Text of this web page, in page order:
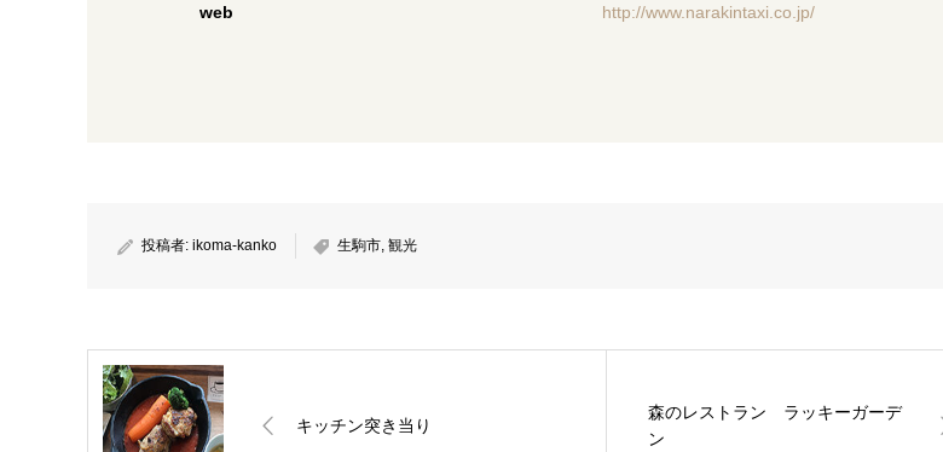
web http://www.narakintaxi.co.jp/
投稿者: ikoma-kanko 生駒市 観光
キッチン突き当り
森のレストラン ラッキーガーデ
ン